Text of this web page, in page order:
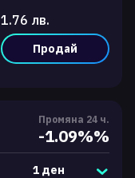
1.76 лв.
Продай
Промяна 24 ч.
-1.09%%
1 ден